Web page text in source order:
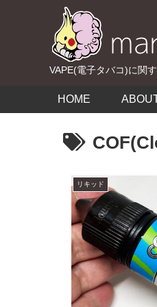
VAPE(電子タバコ)に関
HOME
リキッド